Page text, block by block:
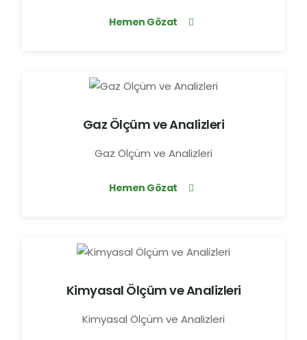
Hemen Gözat
Gaz Ölçüm ve Analizleri
Gaz Ölçüm ve Analizleri
Hemen Gözat
Kimyasal Ölçüm ve Analizleri
Kimyasal Ölçüm ve Analizleri